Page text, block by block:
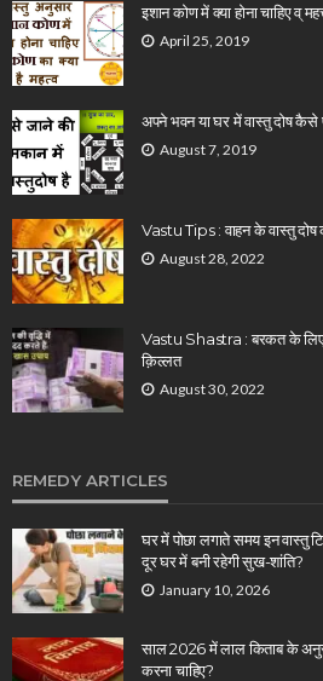
इशान कोण में क्या होना चाहिए व्
April 25, 2019
अपने भवन या घर में वास्तु दोष कैसे
August 7, 2019
Vastu Tips : वाहन के वास्तु
August 28, 2022
Vastu Shastra : बरकत के लिए
क़िल्लत
August 30, 2022
REMEDY ARTICLES
घर में पोछा लगाते समय इन वास्तु
दूर घर में बनी रहेगी सुख-शांति?
January 10, 2026
साल 2026 में लाल किताब के
करना चाहिए?